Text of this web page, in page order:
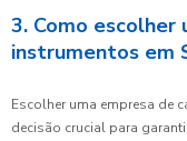
3. Como escolher
instrumentos em
Escolher uma empresa de
decisão crucial para